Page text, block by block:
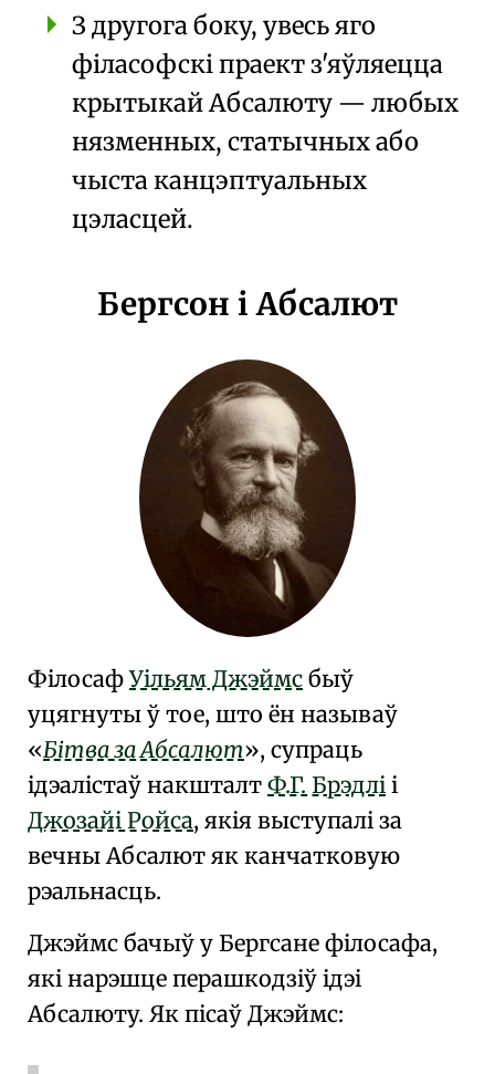
З другога боку, увесь яго
філасофскі праект з'яўляецца
крытыкай Абсалюту — любых
нязменных, статычных або
чыста канцэптуальных
цэласцей.
Бергсон і Абсалют
ФілосафУільям Джэймс быў
уцягнуты ў тое, што ён называў
Бітва за Абсалют
, супраць
ідэалістаў накшталт Ф.Г. Брэдлі і
Джозайі Ройса, якія выступалі за
вечны Абсалют як канчатковую
рэальнасць.
Джэймс бачыў у Бергсане філосафа,
які нарэшце перашкодзіў ідэі
Абсалюту. Як пісаў Джэймс: